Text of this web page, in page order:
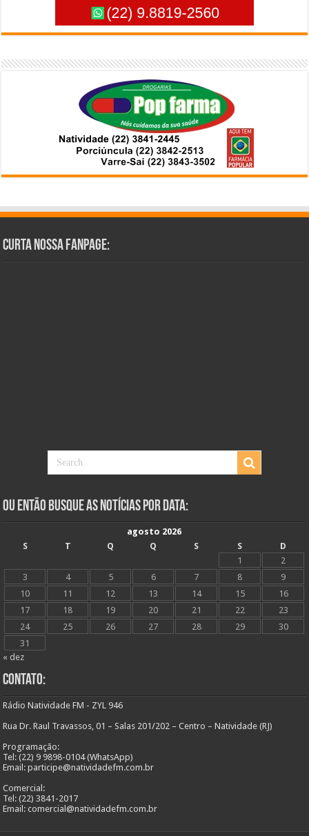
Curta Nossa Fanpage:
Ou Então Busque as Notícias Por Data:
agosto 2026
S
T Q Q S S
D
1
2
3
4 5 6 7 8
9
10
11 12 13 14 15
16
17
18 19 20 21 22
23
24
25 26 27 28 29
30
31
« dez
Contato:
Rádio Natividade FM - ZYL 946
Rua Dr. Raul Travassos, 01 – Salas 201/202 – Centro – Natividade (RJ)
Programação:
Tel: (22) 9 9898-0104 (WhatsApp)
Email: participe@natividadefm.com.br
Comercial:
Tel: (22) 3841-2017
Email: comercial@natividadefm.com.br